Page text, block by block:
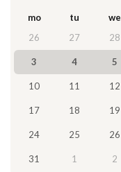
mo tu we
26
27 28
3 4 5
10 11 12
17 18 19
24 25 26
31 1 2